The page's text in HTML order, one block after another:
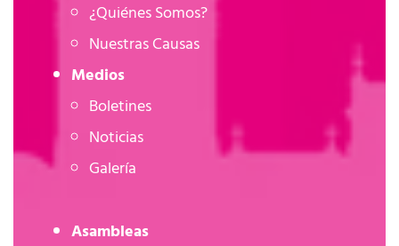
¿Quiénes Somos?
Nuestras Causas
Medios
Boletines
Noticias
Galería
Asambleas